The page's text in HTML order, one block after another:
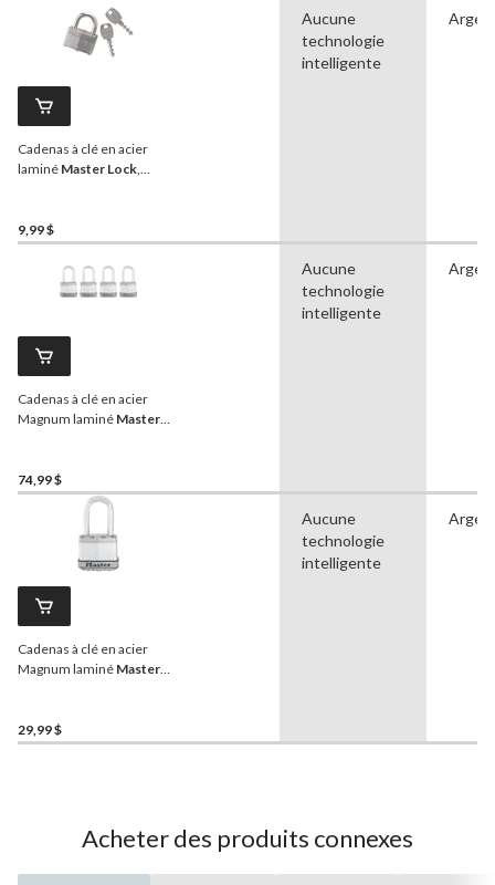
Cadenas à clé en acier
laminé Master Lock,
9,99 $
Aucune
technologie
intelligente
Cadenas à clé en acier
Magnum laminé Master
paq. 4
74,99 $
Aucune
technologie
intelligente
Cadenas à clé en acier
Magnum laminé Master
argent
29,99 $
Aucune
technologie
intelligente
Acheter des produits connexes